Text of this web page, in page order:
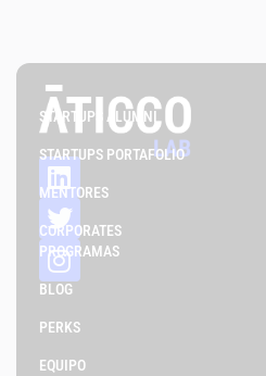
STARTUPS ALUMNI
STARTUPS PORTAFOLIO
MENTORES
CORPORATES
PROGRAMAS
BLOG
PERKS
EQUIPO